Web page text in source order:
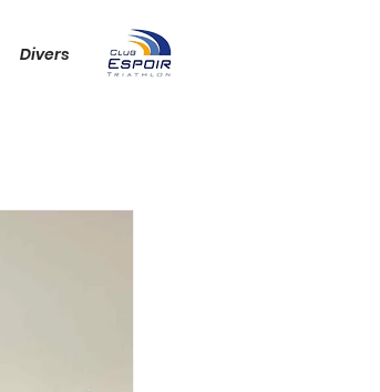
Divers